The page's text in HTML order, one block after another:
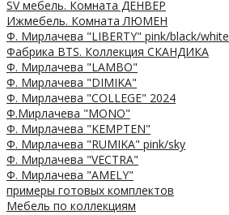
SV мебель. Комната ДЕНВЕР
Ижмебель. Комната ЛЮМЕН
Ф. Мирлачева "LIBERTY" pink/black/white
Фабрика BTS. Коллекция СКАНДИКА
Ф. Мирлачева "LAMBO"
Ф. Мирлачева "DIMIKA"
Ф. Мирлачева "COLLEGE" 2024
Ф.Мирлачева "MONO"
Ф. Мирлачева "KEMPTEN"
Ф. Мирлачева "RUMIKA" pink/sky
Ф. Мирлачева "VECTRA"
Ф. Мирлачева "AMELY"
примеры готовых комплектов
Мебель по коллекциям